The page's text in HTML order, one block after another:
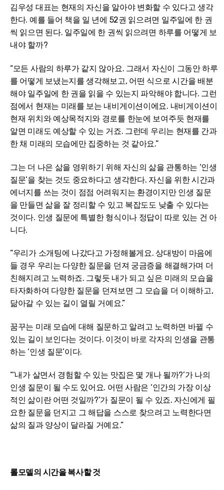
김우성 대표는 현재의 자신을 알아야 변화할 수 있다고 생각
한다. 예를 들어 책을 일 년에 52권 읽으려면 일주일에 한 권
씩 읽으면 된다. 일주일에 한 권씩 읽으려면 하루를 어떻게 보
내야 할까?
“모든 사람의 하루가 같지 않아요. 그래서 자신이 그동안 하루
를 어떻게 보냈는지를 생각해보고, 어떤 식으로 시간을 배분
해야 일주일에 한 권을 읽을 수 있는지 파악해야 합니다. 그런
점에서 현재는 미래를 보는 내비게이션이에요. 내비게이션이
현재 위치와 예상목적지와 경로를 한눈에 보여주듯 현재를
알면 미래도 예상할 수 있는 거죠. 그런데 우리는 현재를 간과
한 채 미래의 모습에만 집중하는 것 같아요.”
그는 더 나은 삶을 영위하기 위해 자신의 삶을 관통하는 ‘인생
질문’을 찾는 것도 중요하다고 생각한다. 자신을 위한 시간과
에너지를 쓰는 것이 점점 어려워지는 환경이지만 인생 질문
을 만들면 삶을 잘 정리할 수 있고 복잡도도 낮출 수 있다는
것이다. 인생 질문에 특별한 형식이나 정답이 따로 있는 건 아
니다.
“우리가 소개팅에 나갔다고 가정해볼게요. 상대방이 마음에
들 경우 우리는 다양한 질문을 던져 궁금증을 해결해가며 더
친해지려고 노력하죠. 그렇듯 내가 되고 싶은 미래의 모습을
타자화하여 다양한 질문을 던져보면 그 모습을 더 이해하고,
닮아갈 수 있는 길이 열릴 거예요.”
꿈꾸는 미래 모습에 대해 질문하고 알려고 노력하면 바뀔 수
있는 길이 보인다는 것이다. 이것이 바로 각자의 인생을 관통
하는 ‘인생 질문’이다.
“‘내가 살면서 경험할 수 있는 맛집은 몇 개나 될까?’가 나의
인생 질문이 될 수도 있어요. 어떤 사람은 ‘인간의 가장 이상
적인 삶이란 어떤 것일까?’가 질문이 될 수 있죠. 자신에게 필
요한 질문을 던지고 그 해답을 스스로 찾으려고 노력한다면
삶의 질과 양상이 달라질 거예요.”
롤모델의 시간을 복사할 것